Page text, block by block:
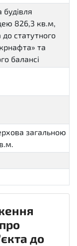
будівля
826,3 кв.м,
статутного
та
балансі
загальною
до